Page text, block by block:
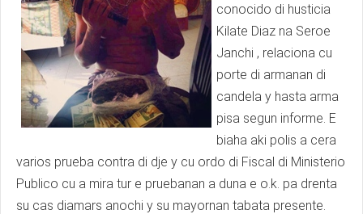
conocido di husticia
Kilate Diaz na Seroe
Janchi , relaciona cu
porte di armanan di
candela y hasta arma
pisa segun informe. E
biaha aki polis a cera
varios prueba contra di dje y cu ordo di Fiscal di Ministerio
Publico cu a mira tur e pruebanan a duna e o.k. pa drenta
su cas diamars anochi y su mayornan tabata presente.